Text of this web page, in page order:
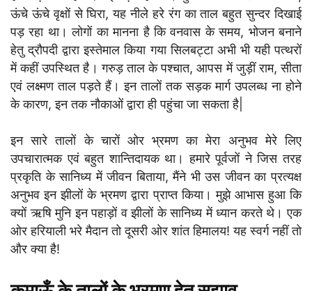
ऊंचे ऊंचे वृक्षों से घिरा, यह नीले हरे रंग का ताल बहुत सुन्दर दिखाई
पड़ रहा था। लोगों का मानना है कि वनवास के समय, भोजन बनाने
हेतु द्रौपदी द्वारा इस्तेमाल किया गया सिलबट्टा अभी भी यही पत्थरों
में कहीं उपस्थित है। गरुड़ ताल के पश्चात, आपस में जुड़ीं राम, सीता
एवं लक्ष्मण ताल पड़ते हैं। इन तालों तक सड़क मार्ग उपलब्ध ना होने
के कारण, इन तक नौकाओं द्वारा ही पहुंचा जा सकता है|
इन सारे तालों के चारों ओर भ्रमण का मेरा अनुभव मेरे लिए
उपचारात्मक एवं बहुत शान्तिदायक था। हमारे पूर्वजों ने जिस तरह
प्रकृति के सानिध्य में जीवन बिताया, मैंने भी उस जीवन का प्रत्यक्ष
अनुभव इन झीलों के भ्रमण द्वारा प्राप्त किया। मुझे आभास हुआ कि
क्यों ऋषि मुनि इन पहाड़ों व झीलों के सानिध्य में ध्यान करते थे। एक
ओर हरियाली भरे मैदान तो दूसरी ओर शांत हिमालय! यह स्वर्ग नहीं तो
और क्या है!